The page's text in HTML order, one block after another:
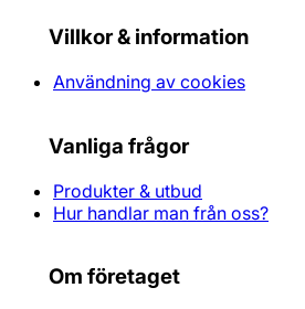
Villkor & information
Användning av cookies
Vanliga frågor
Produkter & utbud
Hur handlar man från oss?
Om företaget